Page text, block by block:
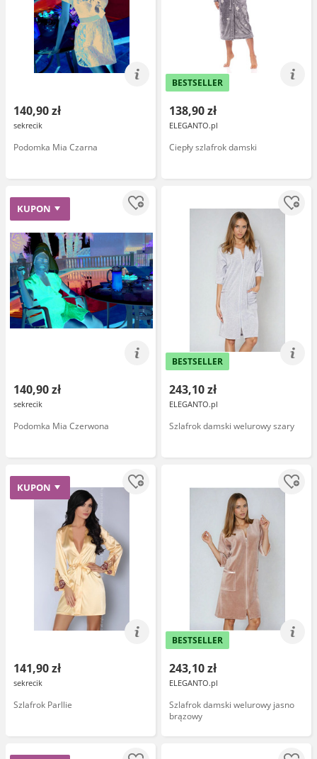
140,90 zł
sekrecik
Podomka Mia Czarna
BESTSELLER
138,90 zł
ELEGANTO.pl
Ciepły szlafrok damski
KUPON
140,90 zł
sekrecik
Podomka Mia Czerwona
BESTSELLER
243,10 zł
ELEGANTO.pl
Szlafrok damski welurowy szary
KUPON
141,90 zł
sekrecik
Szlafrok Parllie
BESTSELLER
243,10 zł
ELEGANTO.pl
Szlafrok damski welurowy jasno
brązowy